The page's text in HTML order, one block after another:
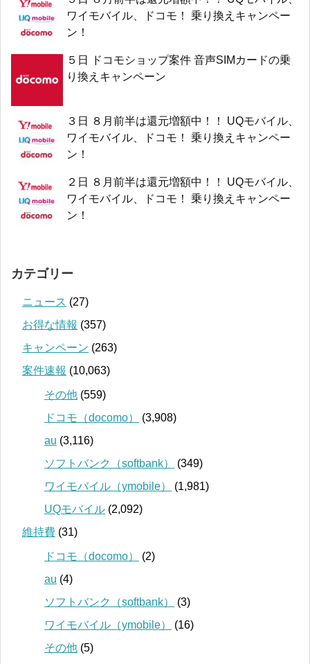
ワイモバイル、ドコモ！ 乗り換えキャンペー
ン！
５日 ドコモショップ案件 音声SIMカードの乗
り換えキャンペーン
３日 ８月前半は還元増額中！！ UQモバイル、
ワイモバイル、ドコモ！ 乗り換えキャンペー
ン！
２日 ８月前半は還元増額中！！ UQモバイル、
ワイモバイル、ドコモ！ 乗り換えキャンペー
ン！
カテゴリー
ニュース (27)
お得な情報 (357)
キャンペーン (263)
案件速報 (10,063)
その他 (559)
ドコモ（docomo）
(3,908)
au (3,116)
ソフトバンク（softbank）
(349)
ワイモバイル（ymobile）
(1,981)
UQモバイル (2,092)
維持費 (31)
ドコモ（docomo）
(2)
au (4)
ソフトバンク（softbank）
(3)
ワイモバイル（ymobile）
(16)
その他 (5)